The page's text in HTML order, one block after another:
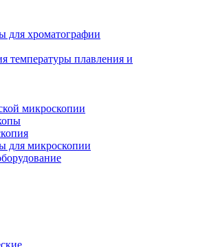
для хроматографии
температуры плавления и
микроскопии
для микроскопии